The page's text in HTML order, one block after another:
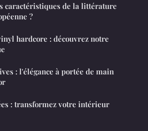
caractéristiques de la littérature
?
hardcore : découvrez notre
: l'élégance à portée de main
: transformez votre intérieur